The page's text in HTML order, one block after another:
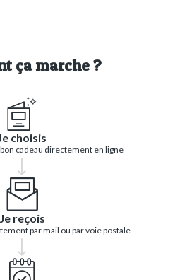
ça marche ?
choisis
cadeau directement en ligne
Je reçois
par mail ou par voie postale